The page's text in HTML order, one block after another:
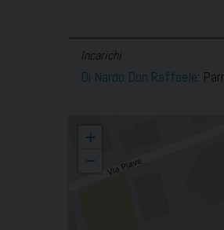
Incarichi
Di Nardo Don Raffaele:
+
−